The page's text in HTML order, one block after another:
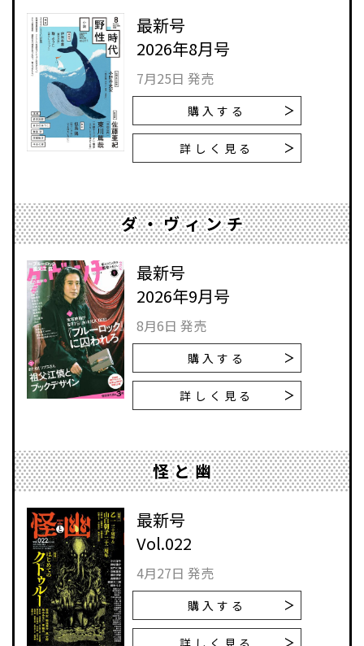
最新号
2026年8月号
7月25日 発売
購入する
詳しく見る
ダ・ヴィンチ
最新号
2026年9月号
8月6日 発売
購入する
詳しく見る
怪と幽
最新号
Vol.022
4月27日 発売
購入する
詳しく見る